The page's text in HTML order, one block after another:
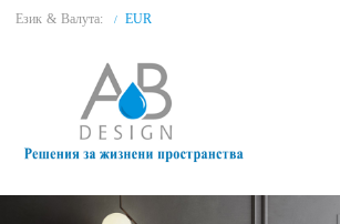
Език & Валута: / EUR